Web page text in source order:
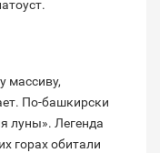
массиву,
По-башкирски
луны». Легенда
горах обитали